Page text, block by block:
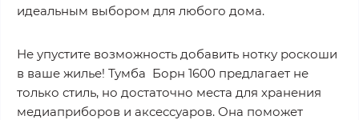
идеальным выбором для любого дома.
Не упустите возможность добавить нотку роскоши
в ваше жилье! Тумба Борн 1600 предлагает не
только стиль, но достаточно места для хранения
медиаприборов и аксессуаров. Она поможет